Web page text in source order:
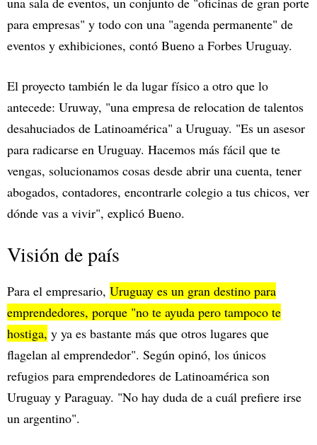
para empresas" y todo con una "agenda permanente" de
eventos y exhibiciones, contó Bueno a Forbes Uruguay.
El proyecto también le da lugar físico a otro que lo
antecede: Uruway, "una empresa de relocation de talentos
desahuciados de Latinoamérica" a Uruguay. "Es un asesor
para radicarse en Uruguay. Hacemos más fácil que te
vengas, solucionamos cosas desde abrir una cuenta, tener
abogados, contadores, encontrarle colegio a tus chicos, ver
dónde vas a vivir", explicó Bueno.
Visión de país
Para el empresario, Uruguay es un gran destino para
emprendedores, porque "no te ayuda pero tampoco te
hostiga, y ya es bastante más que otros lugares que
flagelan al emprendedor". Según opinó, los únicos
refugios para emprendedores de Latinoamérica son
Uruguay y Paraguay. "No hay duda de a cuál prefiere irse
un argentino".